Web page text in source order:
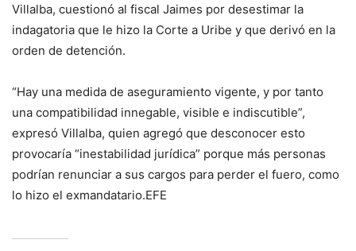
Villalba, cuestionó al fiscal Jaimes por desestimar la
indagatoria que le hizo la Corte a Uribe y que derivó en la
orden de detención.
“Hay una medida de aseguramiento vigente, y por tanto
una compatibilidad innegable, visible e indiscutible”,
expresó Villalba, quien agregó que desconocer esto
provocaría “inestabilidad jurídica” porque más personas
podrían renunciar a sus cargos para perder el fuero, como
lo hizo el exmandatario.EFE